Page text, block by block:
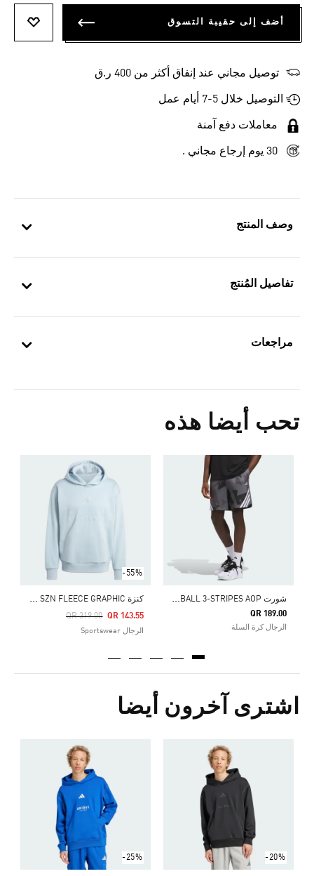
وصف المنتج
تفاصيل المُنتج
مراجعات
تحب أيضا هذه
ش
ورت ADIDAS BASKETBALL 3-STRIPES AOP
QR 189.00
الرجال كرة السلة
-55%
ك
نزة ALL SZN FLEECE GRAPHIC
Price Reduced From
QR 319.00
To QR 143.55
الرجال Sportswear
Price Reduced From
To
اشترى آخرون أيضا
-20%
-25%
أضف إلى حقيبة التسوق
توصيل مجاني عند إنفاق أكثر من 400 ر.ق
التوصيل خلال 5-7 أيام عمل
معاملات دفع آمنة